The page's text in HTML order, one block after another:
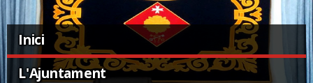
la
navegació
Navigation
Inici
L'Ajuntament